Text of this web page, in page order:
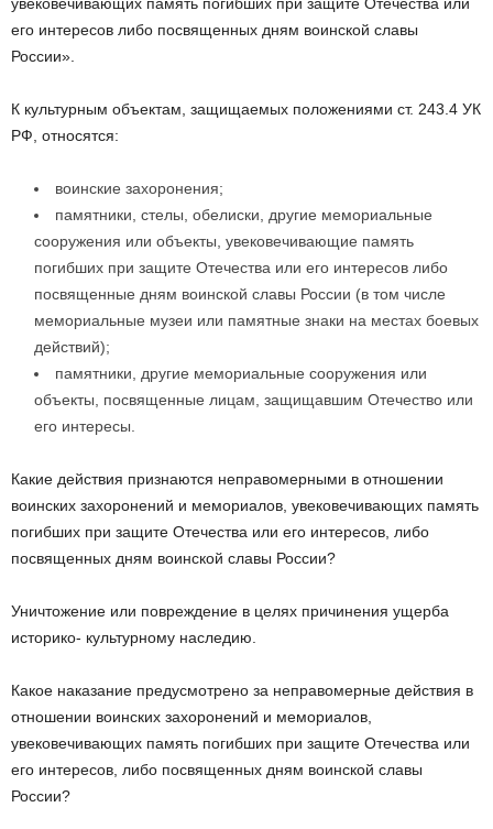
его интересов либо посвященных дням воинской славы
России».
К культурным объектам, защищаемых положениями ст. 243.4 УК
РФ, относятся:
воинские захоронения;
памятники, стелы, обелиски, другие мемориальные
сооружения или объекты, увековечивающие память
погибших при защите Отечества или его интересов либо
посвященные дням воинской славы России (в том числе
мемориальные музеи или памятные знаки на местах боевых
действий);
памятники, другие мемориальные сооружения или
объекты, посвященные лицам, защищавшим Отечество или
его интересы.
Какие действия признаются неправомерными в отношении
воинских захоронений и мемориалов, увековечивающих память
погибших при защите Отечества или его интересов, либо
посвященных дням воинской славы России?
Уничтожение или повреждение в целях причинения ущерба
историко- культурному наследию.
Какое наказание предусмотрено за неправомерные действия в
отношении воинских захоронений и мемориалов,
увековечивающих память погибших при защите Отечества или
его интересов, либо посвященных дням воинской славы
России?